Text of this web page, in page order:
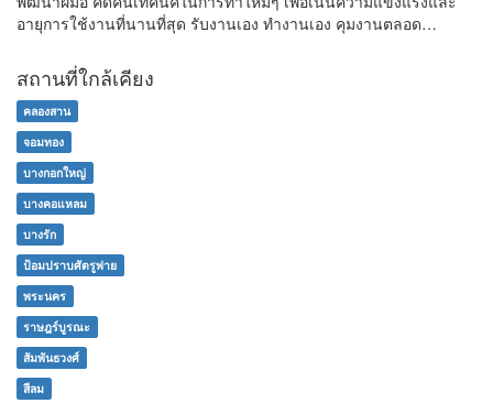
อายุการใช้งานที่นานที่สุด รับงานเอง ทำงานเอง คุมงานตลอด…
สถานที่ใกล้เคียง
คลองสาน
จอมทอง
บางกอกใหญ่
บางคอแหลม
บางรัก
ป้อมปราบศัตรูพ่าย
พระนคร
ราษฎร์บูรณะ
สัมพันธวงศ์
สีลม